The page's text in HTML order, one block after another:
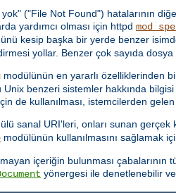
("File Not Found") hatalarının
yardımcı olması için httpd
kesip başka bir yerde benzer
yollar. Benzer çok sayıda
modülünün en yararlı özelliklerinden
benzeri sistemler hakkında
de kullanılması, istemcilerden
sanal URI'leri, onları sunan gerçek
modülünün kullanılmasını sağlamak
içeriğin bulunması
yönergesi ile denetlenebilir ve